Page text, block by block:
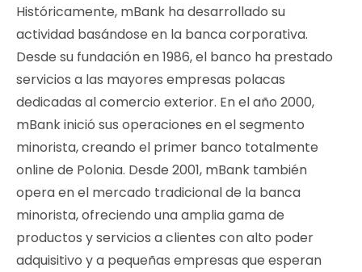
Históricamente, mBank ha desarrollado su
actividad basándose en la banca corporativa.
Desde su fundación en 1986, el banco ha prestado
servicios a las mayores empresas polacas
dedicadas al comercio exterior. En el año 2000,
mBank inició sus operaciones en el segmento
minorista, creando el primer banco totalmente
online de Polonia. Desde 2001, mBank también
opera en el mercado tradicional de la banca
minorista, ofreciendo una amplia gama de
productos y servicios a clientes con alto poder
adquisitivo y a pequeñas empresas que esperan